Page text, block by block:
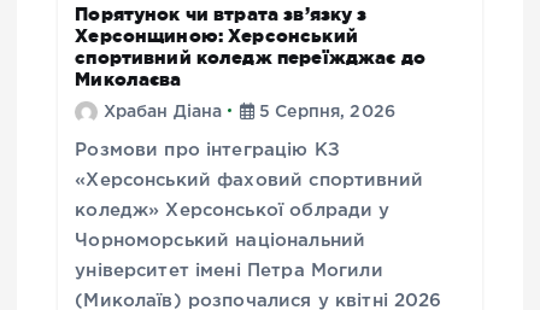
Порятунок чи втрата зв’язку з
Херсонщиною: Херсонський
спортивний коледж переїжджає до
Миколаєва
Храбан Діана 5 Серпня, 2026
Розмови про інтеграцію КЗ
«Херсонський фаховий спортивний
коледж» Херсонської облради у
Чорноморський національний
університет імені Петра Могили
(Миколаїв) розпочалися у квітні 2026